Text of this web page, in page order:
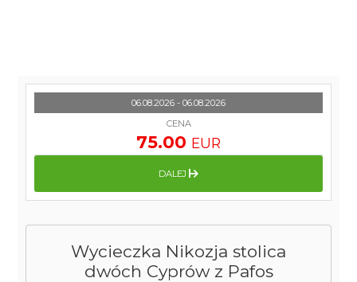
Wycieczka Nikozja stolica
dwóch Cyprów z Pafos
06.08.2026 - 06.08.2026
CENA
75.00 EUR
DALEJ